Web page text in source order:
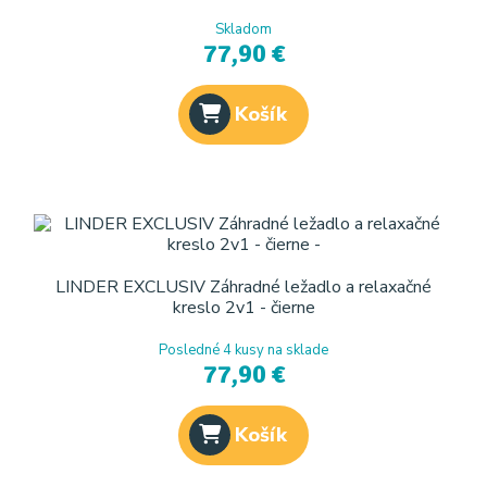
Skladom
77,90 €
Košík
LINDER EXCLUSIV Záhradné ležadlo a relaxačné
kreslo 2v1 - čierne
Posledné 4 kusy na sklade
77,90 €
Košík